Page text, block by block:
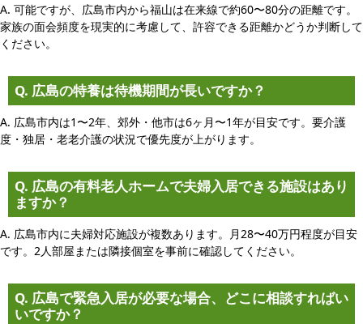
A. 可能ですが、広島市内から福山は在来線で約60〜80分の距離です。
家族の面会頻度を現実的に考慮して、許容できる距離かどうか判断して
ください。
Q. 広島の特養は待機期間が長いですか？
A. 広島市内は1〜2年、郊外・他市は6ヶ月〜1年が目安です。要介護
度・独居・老老介護の状況で優先度が上がります。
Q. 広島の有料老人ホームで夫婦入居できる施設はあり
ますか？
A. 広島市内に夫婦対応施設が複数あります。月28〜40万円程度が目安
です。2人部屋または隣接個室を事前に確認してください。
Q. 広島で緊急入居が必要な場合、どこに相談すればい
いですか？